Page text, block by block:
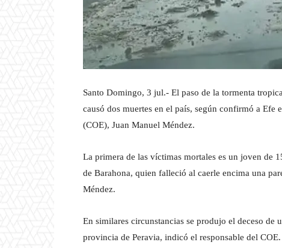
Santo Domingo, 3 jul.- El paso de la tormenta
causó dos muertes en el país, según confirmó a Efe
(COE), Juan Manuel Méndez.
La primera de las víctimas mortales es un joven de
de Barahona, quien falleció al caerle encima una
Méndez.
En similares circunstancias se produjo el deceso de
provincia de Peravia, indicó el responsable del COE.